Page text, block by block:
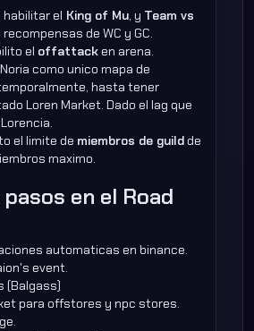
habilitar el King of Mu, y Team vs
recompensas de WC y GC.
el offattacken arena.
como unico mapa de
hasta tener
Loren Market. Dado el lag que
el limite de miembros de guildde
maximo.
en el Road
automaticas en binance.
event.
(Balgass)
para offstores y npc stores.